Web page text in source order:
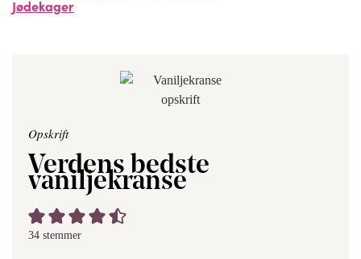
Jødekager
Opskrift
Verdens bedste
vaniljekranse
34 stemmer